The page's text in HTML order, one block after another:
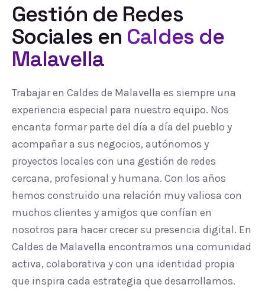
Gestión de Redes
Sociales en Caldes de
Malavella
Trabajar en Caldes de Malavella es siempre una
experiencia especial para nuestro equipo. Nos
encanta formar parte del día a día del pueblo y
acompañar a sus negocios, autónomos y
proyectos locales con una gestión de redes
cercana, profesional y humana. Con los años
hemos construido una relación muy valiosa con
muchos clientes y amigos que confían en
nosotros para hacer crecer su presencia digital. En
Caldes de Malavella encontramos una comunidad
activa, colaborativa y con una identidad propia
que inspira cada estrategia que desarrollamos.